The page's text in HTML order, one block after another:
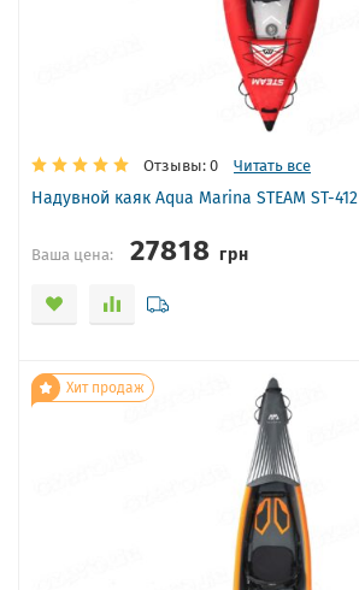
Отзывы: 0 Читать все
Надувной каяк Aqua Marina STEAM ST-412
Ваша цена: 27818грн
Хит продаж